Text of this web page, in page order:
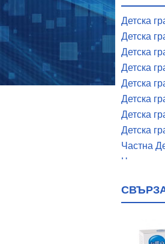
Детска
Детска
Детска
Детска
Детска
Детска
Детска
Детска
Частна
Частна
Частна
Детска